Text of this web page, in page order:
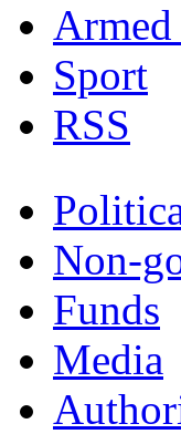
Armed
Sport
RSS
Non-
Funds
Мedia